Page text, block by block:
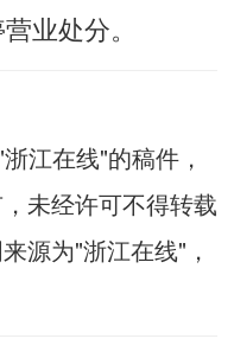
业处分。
江在线"的稿件，
未经许可不得转载
源为"浙江在线"，